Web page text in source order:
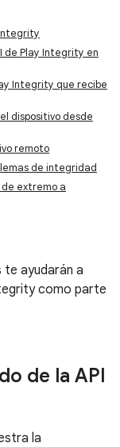
de Play Integrity en
Integrity que recibe
dispositivo desde
remoto
de integridad
extremo a
ayudarán a
como parte
de la API
la